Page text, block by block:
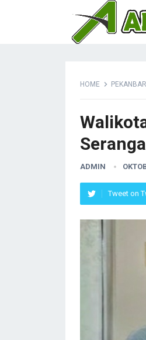
HOME
ADMIN
Tweet on